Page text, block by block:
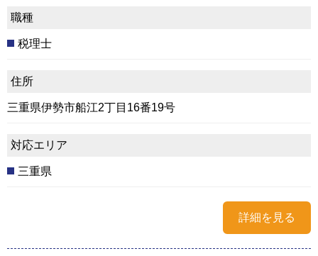
職種
税理士
住所
三重県伊勢市船江2丁目16番19号
対応エリア
三重県
詳細を見る